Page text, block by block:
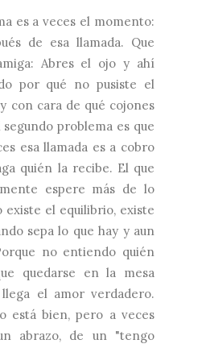
es a veces el momento:
de esa llamada. Que
Abres el ojo y ahí
por qué no pusiste el
con cara de qué cojones
problema es que
esa llamada es a cobro
quién la recibe. El que
espere más de lo
existe el equilibrio, existe
sepa lo que hay y aun
no entiendo quién
quedarse en la mesa
el amor verdadero.
está bien, pero a veces
abrazo, de un "tengo